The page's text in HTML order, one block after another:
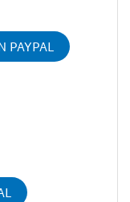
PAYPAL